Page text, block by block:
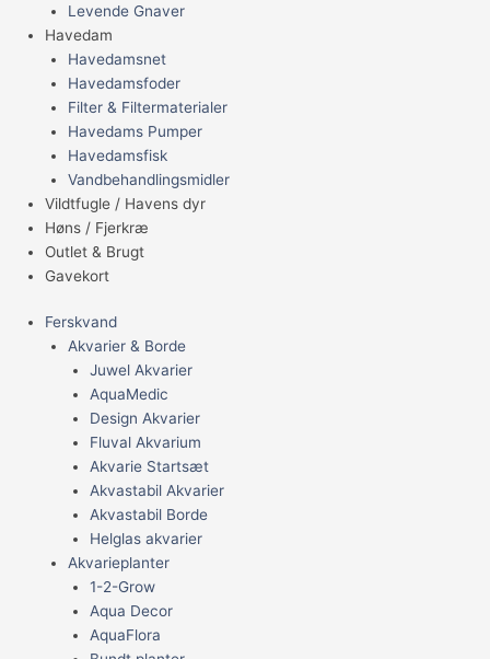
Levende Gnaver
Havedam
Havedamsnet
Havedamsfoder
Filter & Filtermaterialer
Havedams Pumper
Havedamsfisk
Vandbehandlingsmidler
Vildtfugle / Havens dyr
Høns / Fjerkræ
Outlet & Brugt
Gavekort
Ferskvand
Akvarier & Borde
Juwel Akvarier
AquaMedic
Design Akvarier
Fluval Akvarium
Akvarie Startsæt
Akvastabil Akvarier
Akvastabil Borde
Helglas akvarier
Akvarieplanter
1-2-Grow
Aqua Decor
AquaFlora